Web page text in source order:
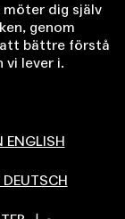
dig själv
genom
bättre förstå
vi lever i.
ENGLISH